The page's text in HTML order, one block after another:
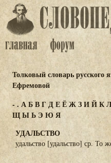
Толковый словарь русского
Ефремовой
- . АБВГДЕЁЖЗИЙК
ЩЫЬЭ ЮЯ
УДАЛЬСТВО
удальство [удальство] ср. То